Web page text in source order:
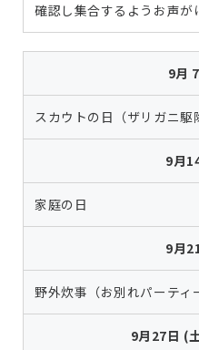
確認し集合するようお声が
9月
スカウトの日（ザリガニ駆
9月
家庭の日
9月
野外炊事（お別れパーティ
9月27日 (